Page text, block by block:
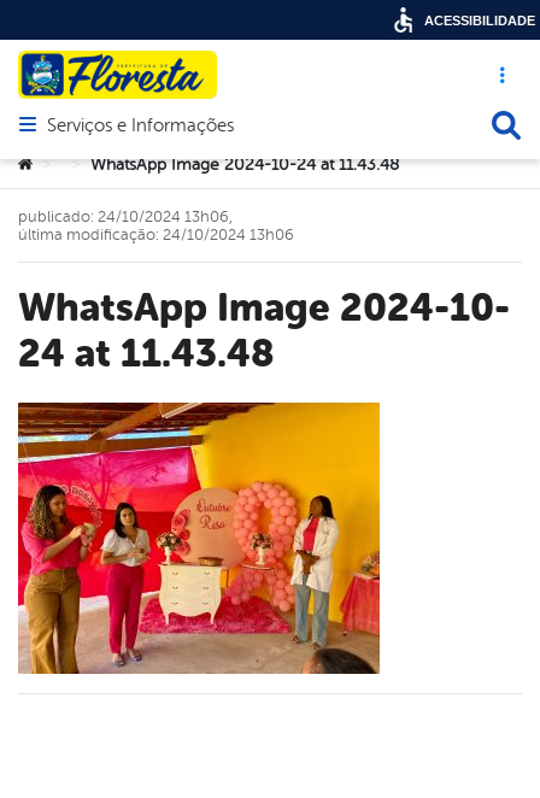
Acesso
Abrir menu principal de navegação
Serviços e Informações
Você está aqui:
> > WhatsApp Image 2024-10-24 at 11.43.48
WhatsApp Image 2024-10-
24 at 11.43.48
publicado: 24/10/2024 13h06,
última modificação: 24/10/2024 13h06
ACESSIBILIDADE